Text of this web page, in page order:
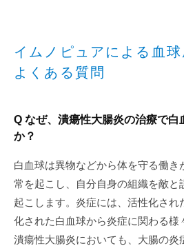
イムノピュアによる血
よくある質問
Q なぜ、潰瘍性大腸炎の治療で白
か？
白血球は異物などから体を守る働き
常を起こし、自分自身の組織を敵と
起こします。炎症には、活性化され
化された白血球から炎症に関わる様
潰瘍性大腸炎においても、大腸の炎